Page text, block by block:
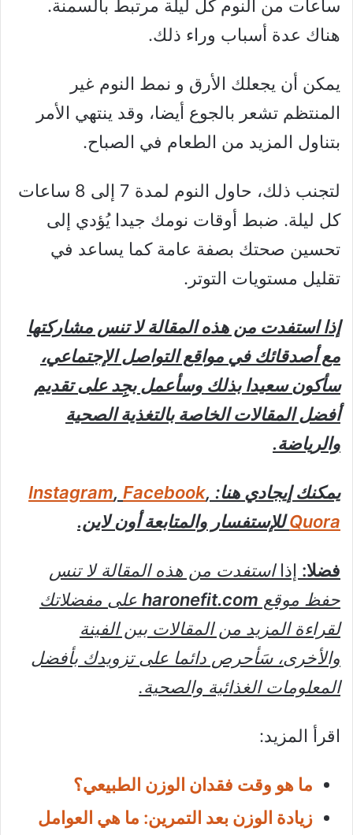
ساعات من النوم كل ليلة مرتبط بالسمنة.
هناك عدة أسباب وراء ذلك.
يمكن أن يجعلك الأرق و نمط النوم غير
المنتظم تشعر بالجوع أيضا، وقد ينتهي الأمر
بتناول المزيد من الطعام في الصباح.
لتجنب ذلك، حاول النوم لمدة 7 إلى 8 ساعات
كل ليلة. ضبط أوقات نومك جيدا يُؤدي إلى
تحسين صحتك بصفة عامة كما يساعد في
تقليل مستويات التوتر.
إذا استفدت من هذه المقالة لا تنس مشاركتها
مع أصدقائك في مواقع التواصل الإجتماعي،
سأكون سعيدا بذلك وسأعمل بجِِد على تقديم
أفضل المقالات الخاصة بالتغذية الصحية
والرياضة.
يمكنك إيجادي هنا: Instagram, Facebook,
Quoraللإستفسار والمتابعة أون لاين.
فضلا: إذااستفدت من هذه المقالة لا تنس
حفظ موقع haronefit.com على مفضلاتك
لقراءة المزيد من المقالات بين الفينة
والأخرى، سَأحرص دائما على تزويدك بأفضل
المعلومات الغذائية والصحية.
اقرأ المزيد:
ما هو وقت فقدان الوزن الطبيعي؟
زيادة الوزن بعد التمرين: ما هي العوامل